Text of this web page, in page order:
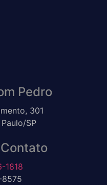
Pedro
301
SP
1818
8575